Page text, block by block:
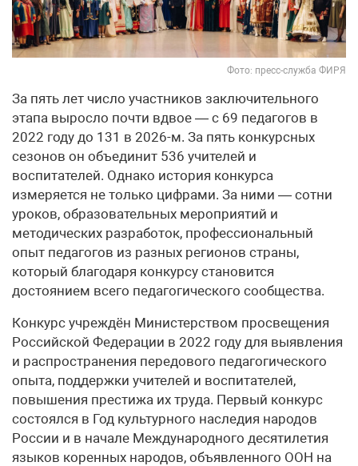
Фото: пресс-служба ФИРЯ
За пять лет число участников заключительного
этапа выросло почти вдвое — с 69 педагогов в
2022 году до 131 в 2026-м. За пять конкурсных
сезонов он объединит 536 учителей и
воспитателей. Однако история конкурса
измеряется не только цифрами. За ними — сотни
уроков, образовательных мероприятий и
методических разработок, профессиональный
опыт педагогов из разных регионов страны,
который благодаря конкурсу становится
достоянием всего педагогического сообщества.
Конкурс учреждён Министерством просвещения
Российской Федерации в 2022 году для выявления
и распространения передового педагогического
опыта, поддержки учителей и воспитателей,
повышения престижа их труда. Первый конкурс
состоялся в Год культурного наследия народов
России и в начале Международного десятилетия
языков коренных народов, объявленного ООН на